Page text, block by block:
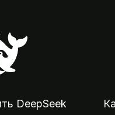
DeepSeek
подписок и отелей